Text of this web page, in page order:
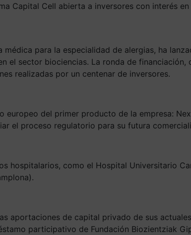
Capital Cell abierta a inversores con interés
para la especialidad de alergias, ha
el sector biociencias. La ronda de
realizadas por un centenar de inversores.
del primer producto de la empresa:
el proceso regulatorio para su futura
hospitalarios, como el Hospital Universitario
aportaciones de capital privado de sus
participativo de Fundación Biozientziak